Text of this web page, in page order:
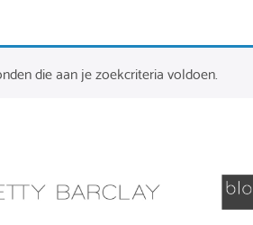
die aan je zoekcriteria voldoen.